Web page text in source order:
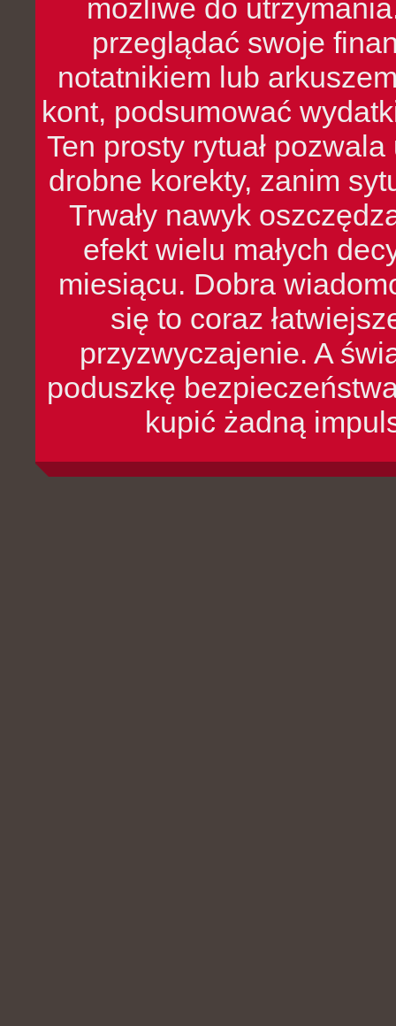
możliwe do
przeglądać swoje
notatnikiem lub
kont, podsumować
Ten prosty rytuał
drobne korekty, zanim
Trwały nawyk
efekt wielu małych
miesiącu. Dobra
się to coraz
przyzwyczajenie. A
poduszkę
kupić żadną